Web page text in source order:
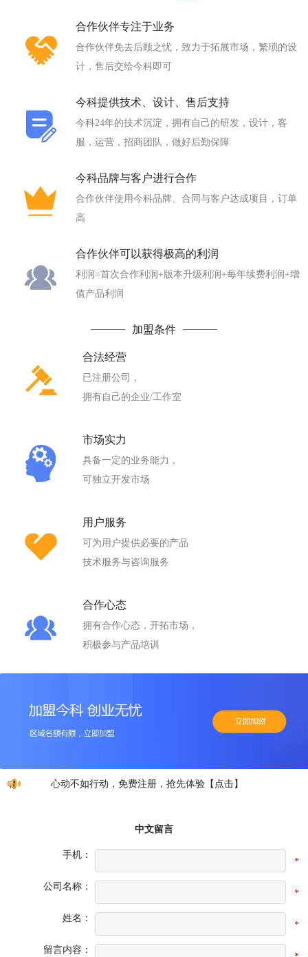
合作伙伴专注于业务
合作伙伴免去后顾之忧，致力于拓展市场，繁琐的设
计，售后交给今科即可
今科提供技术、设计、售后支持
今科24年的技术沉淀，拥有自己的研发，设计，客
服，运营，招商团队，做好后勤保障
今科品牌与客户进行合作
合作伙伴使用今科品牌、合同与客户达成项目，订单
高
合作伙伴可以获得极高的利润
利润=首次合作利润+版本升级利润+每年续费利润+增
值产品利润
加盟条件
合法经营
已注册公司，
拥有自己的企业/工作室
市场实力
具备一定的业务能力，
可独立开发市场
用户服务
可为用户提供必要的产品
技术服务与咨询服务
合作心态
拥有合作心态，开拓市场，
积极参与产品培训
心动不如行动，免费注册，抢先体验【点击】
中文留言
手机：
*
公司名称：
*
姓名：
*
留言内容：